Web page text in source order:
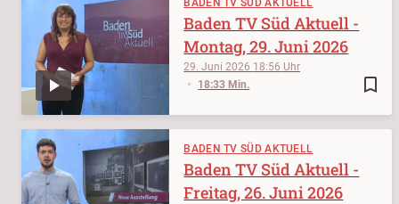
BADEN TV SÜD AKTUELL
bookmark_border
29. Juni 2026 18:56
18:33 Min.
Baden TV Süd Aktuell -
Montag, 29. Juni 2026
BADEN TV SÜD AKTUELL
Baden TV Süd Aktuell -
Freitag, 26. Juni 2026